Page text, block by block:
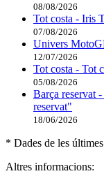
08/08/2026
Tot costa - Iris
07/08/2026
Univers
12/07/2026
Tot costa - Tot
05/08/2026
Barça reservat
reservat"
18/06/2026
* Dades de les
Altres informacions: